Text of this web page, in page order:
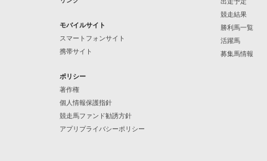
モバイルサイト
スマートフォンサイト
携帯サイト
ポリシー
著作権
個人情報保護指針
競走馬ファンド勧誘方針
アプリプライバシーポリシー
競走結果
勝利馬一覧
活躍馬
募集馬情報